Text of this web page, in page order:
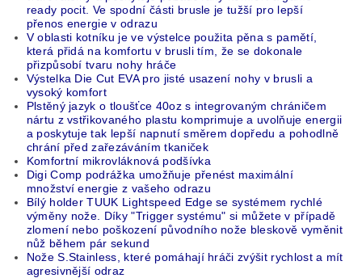
ready pocit. Ve spodní části brusle je tužší pro lepší
přenos energie v odrazu
V oblasti kotníku je ve výstelce použita pěna s pamětí,
která přidá na komfortu v brusli tím, že se dokonale
přizpůsobí tvaru nohy hráče
Výstelka Die Cut EVA pro jisté usazení nohy v brusli a
vysoký komfort
Plstěný jazyk o tloušťce 40oz s integrovaným chráničem
nártu z vstřikovaného plastu komprimuje a uvolňuje energii
a poskytuje tak lepší napnutí směrem dopředu a pohodlně
chrání před zařezáváním tkaniček
Komfortní mikrovláknová podšívka
Digi Comp podrážka umožňuje přenést maximální
množství energie z vašeho odrazu
Bílý holder TUUK Lightspeed Edge se systémem rychlé
výměny nože. Díky "Trigger systému" si můžete v případě
zlomení nebo poškození původního nože bleskově vyměnit
nůž během pár sekund
Nože S.Stainless, které pomáhají hráči zvýšit rychlost a mít
agresivnější odraz